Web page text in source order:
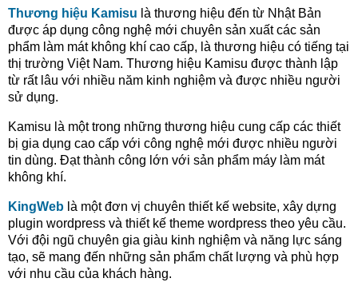
Thương hiệu Kamisu là thương hiệu đến từ Nhật Bản
được áp dụng công nghệ mới chuyên sản xuất các sản
phẩm làm mát không khí cao cấp, là thương hiệu có tiếng tại
thị trường Việt Nam. Thương hiệu Kamisu được thành lập
từ rất lâu với nhiều năm kinh nghiệm và được nhiều người
sử dụng.
Kamisu là một trong những thương hiệu cung cấp các thiết
bị gia dụng cao cấp với công nghệ mới được nhiều người
tin dùng. Đạt thành công lớn với sản phẩm máy làm mát
không khí.
KingWeb là một đơn vị chuyên thiết kế website, xây dựng
plugin wordpress và thiết kế theme wordpress theo yêu cầu.
Với đội ngũ chuyên gia giàu kinh nghiệm và năng lực sáng
tạo, sẽ mang đến những sản phẩm chất lượng và phù hợp
với nhu cầu của khách hàng.